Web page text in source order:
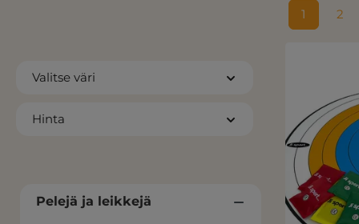
Valitse väri
Hinta
Pelejä ja leikkejä
Sivu
1 2